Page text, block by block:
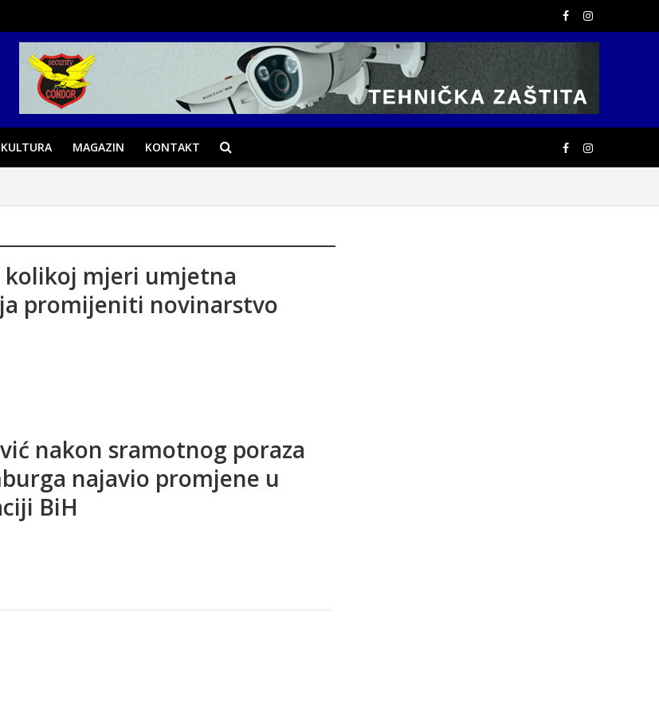
KULTURA MAGAZIN KONTAKT
kolikoj mjeri umjetna
promijeniti novinarstvo
nakon sramotnog poraza
najavio promjene u
BiH